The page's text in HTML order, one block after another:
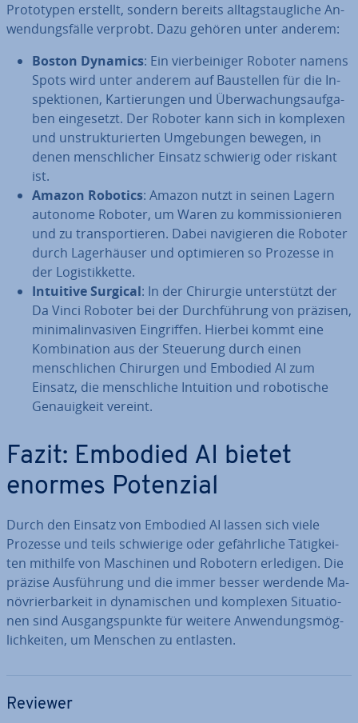
Pro­to­ty­pen erstellt, sondern bereits all­tags­taug­li­che An­
wen­dungs­fäl­le verprobt. Dazu gehören unter anderem:
Boston Dynamics: Ein vier­bei­ni­ger Roboter namens
Spots wird unter anderem auf Bau­stel­len für die In­
spek­tio­nen, Kar­tie­run­gen und Über­wa­chungs­auf­ga­
ben ein­ge­setzt. Der Roboter kann sich in komplexen
und un­struk­tu­rier­ten Um­ge­bun­gen bewegen, in
denen mensch­li­cher Einsatz schwierig oder riskant
ist.
Amazon Robotics: Amazon nutzt in seinen Lagern
autonome Roboter, um Waren zu kom­mis­sio­nie­ren
und zu trans­por­tie­ren. Dabei na­vi­gie­ren die Roboter
durch La­ger­häu­ser und op­ti­mie­ren so Prozesse in
der Lo­gis­tik­ket­te.
Intuitive Surgical: In der Chirurgie un­ter­stützt der
Da Vinci Roboter bei der Durch­füh­rung von präzisen,
mi­ni­mal­in­va­si­ven Ein­grif­fen. Hierbei kommt eine
Kom­bi­na­ti­on aus der Steuerung durch einen
mensch­li­chen Chirurgen und Embodied AI zum
Einsatz, die mensch­li­che Intuition und ro­bo­ti­sche
Ge­nau­ig­keit vereint.
Fazit: Embodied AI bietet
enormes Potenzial
Durch den Einsatz von Embodied AI lassen sich viele
Prozesse und teils schwie­ri­ge oder ge­fähr­li­che Tä­tig­kei­
ten mithilfe von Maschinen und Robotern erledigen. Die
präzise Aus­füh­rung und die immer besser werdende Ma­
nö­vrier­bar­keit in dy­na­mi­schen und komplexen Si­tua­tio­
nen sind Aus­gangs­punk­te für weitere An­wen­dungs­mög­
lich­kei­ten, um Menschen zu entlasten.
Reviewer